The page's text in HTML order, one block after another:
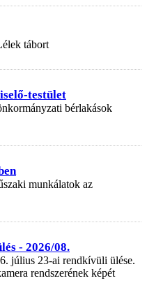
tábort
testület
bérlakások
munkálatok az
- 2026/08.
július 23-ai rendkívüli ülése.
rendszerének képét